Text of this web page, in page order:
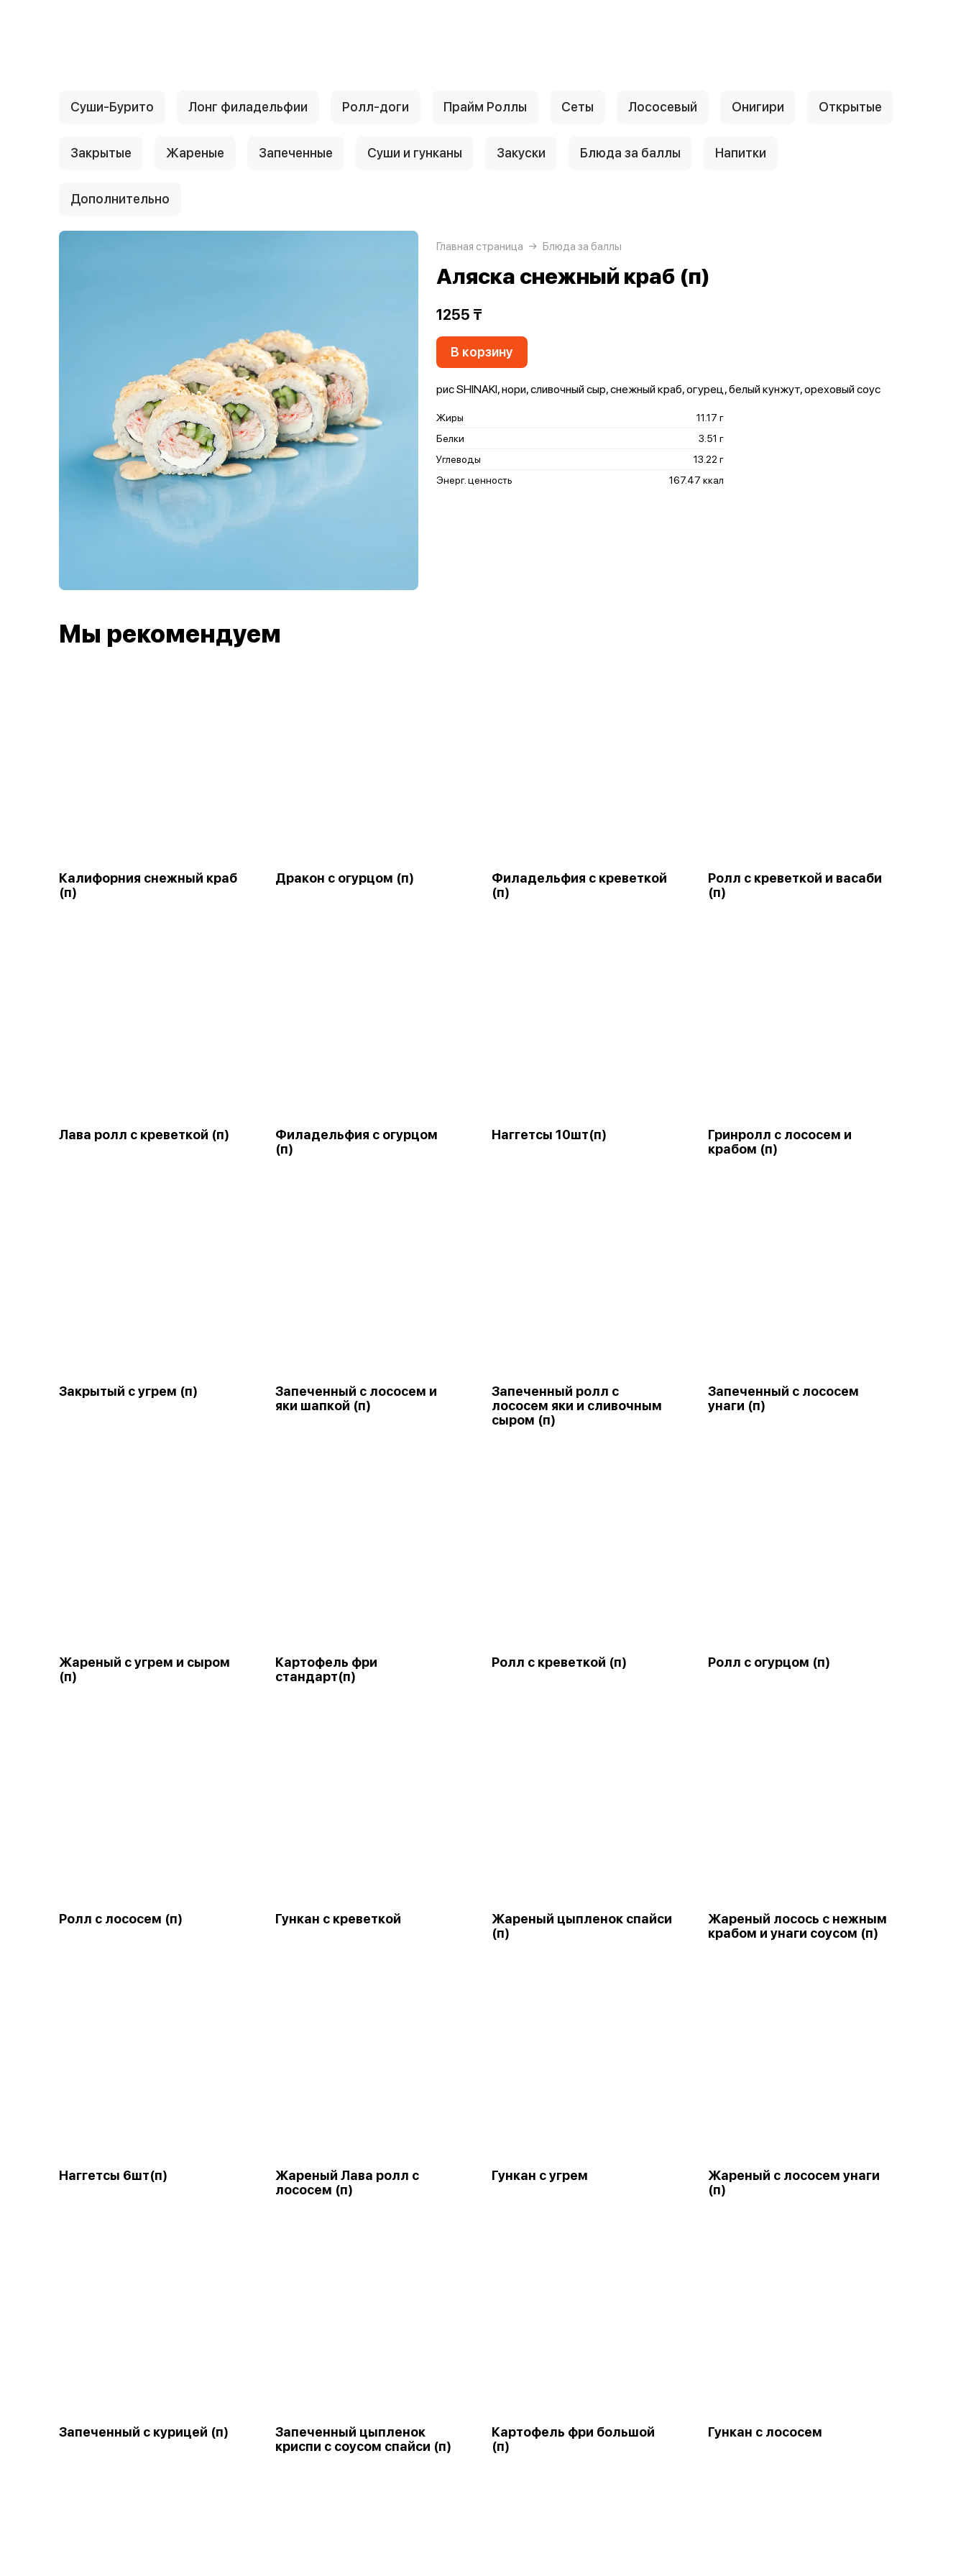
Суши-Бурито Лонг филадельфии Ролл-доги Прайм Роллы Сеты Лососевый Онигири Открытые
Закрытые Жареные Запеченные Суши и гунканы Закуски Блюда за баллы Напитки
Дополнительно
Главная страница Блюда за баллы
Аляска снежный краб (п)
1255 ₸
В корзину
рис SHINAKI, нори, сливочный сыр, снежный краб, огурец, белый кунжут, ореховый соус
Жиры
11.17 г
Белки
3.51 г
Углеводы
13.22 г
Энерг. ценность
167.47 ккал
Мы рекомендуем
Калифорния снежный краб
(п)
Дракон с огурцом (п)
Филадельфия с креветкой
(п)
Ролл с креветкой и васаби
(п)
Лава ролл с креветкой (п)
Филадельфия с огурцом
(п)
Наггетсы 10шт(п)
Гринролл с лососем и
крабом (п)
Закрытый с угрем (п)
Запеченный с лососем и
яки шапкой (п)
Запеченный ролл с
лососем яки и сливочным
сыром (п)
Запеченный с лососем
унаги (п)
Жареный с угрем и сыром
(п)
Картофель фри
стандарт(п)
Ролл с креветкой (п) Ролл с огурцом (п)
Ролл с лососем (п) Гункан с креветкой
Жареный цыпленок спайси
(п)
Жареный лосось с нежным
крабом и унаги соусом (п)
Наггетсы 6шт(п)
Жареный Лава ролл с
лососем (п)
Гункан с угрем
Жареный с лососем унаги
(п)
Запеченный с курицей (п)
Запеченный цыпленок
криспи с соусом спайси (п)
Картофель фри большой
(п)
Гункан с лососем